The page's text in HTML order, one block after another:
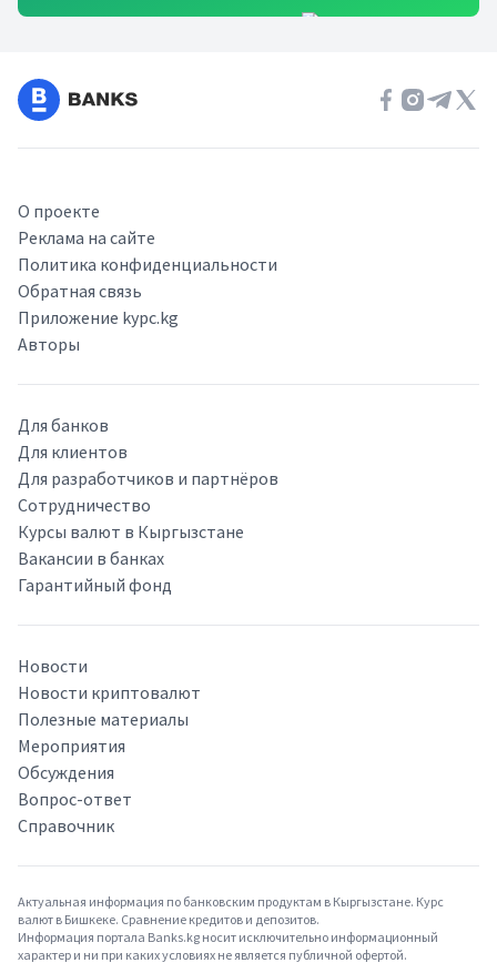
О проекте
Реклама на сайте
Политика конфиденциальности
Обратная связь
Приложение kypc.kg
Авторы
Для банков
Для клиентов
Для разработчиков и партнёров
Сотрудничество
Курсы валют в Кыргызстане
Вакансии в банках
Гарантийный фонд
Новости
Новости криптовалют
Полезные материалы
Мероприятия
Обсуждения
Вопрос-ответ
Справочник
Актуальная информация по банковским продуктам в Кыргызстане. Курс
валют в Бишкеке. Сравнение кредитов и депозитов.
Информация портала Banks.kg носит исключительно информационный
характер и ни при каких условиях не является публичной офертой.